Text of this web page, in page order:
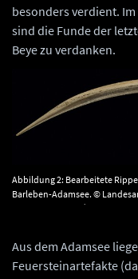
besonders verdient.
sind die Funde der
Beye zu verdanken.
Abbildung 2: Bearbeitete
Barleben-Adamsee. ©
Anhalt, Juraj Lipták.
Aus dem Adamsee
Feuersteinartefakte